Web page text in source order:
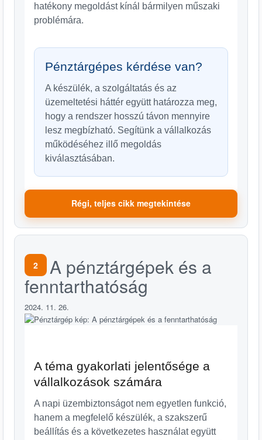
hatékony megoldást kínál bármilyen műszaki
problémára.
Pénztárgépes kérdése van?
A készülék, a szolgáltatás és az
üzemeltetési háttér együtt határozza meg,
hogy a rendszer hosszú távon mennyire
lesz megbízható. Segítünk a vállalkozás
működéséhez illő megoldás
kiválasztásában.
Régi, teljes cikk megtekintése
2 A pénztárgépek és a
fenntarthatóság
2024. 11. 26.
A téma gyakorlati jelentősége a
vállalkozások számára
A napi üzembiztonságot nem egyetlen funkció,
hanem a megfelelő készülék, a szakszerű
beállítás és a következetes használat együtt